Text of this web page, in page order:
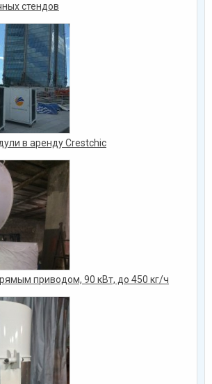
стендов
в аренду Crestchic
приводом, 90 кВт, до 450 кг/ч